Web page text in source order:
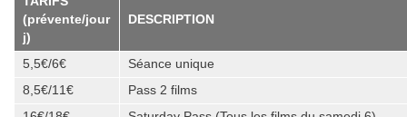
(prévente/jour
j)
DESCRIPTION
5,5€/6€
Séance unique
8,5€/11€
Pass 2 films